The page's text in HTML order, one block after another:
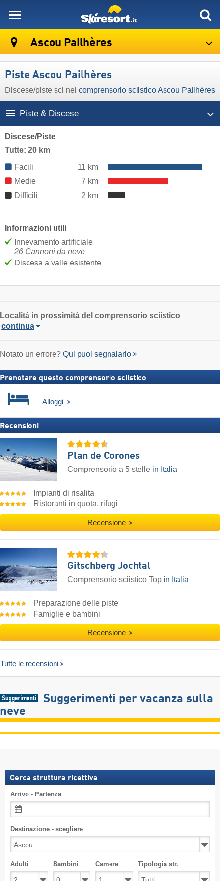
Ascou Pailhères
Piste Ascou Pailhères
Discese/​piste sci nel comprensorio sciistico Ascou Pailhères
Piste & Discese
Discese/Piste
Tutte: 20 km
Facili
11 km
Medie
7 km
Difficili
2 km
Informazioni utili
Innevamento artificiale
26 Cannoni da neve
Discesa a valle esistente
Località in prossimità del comprensorio sciistico
continua
Notato un errore? Qui puoi segnalarlo
Prenotare questo comprensorio sciistico
Alloggi
Recensioni
Plan de Corones
Comprensorio a 5 stelle in Italia
Impianti di risalita
Ristoranti in quota, rifugi
Recensione
Gitschberg Jochtal
Comprensorio sciistico Top in Italia
Preparazione delle piste
Famiglie e bambini
Recensione
Tutte le recensioni
Suggerimenti per vacanza sulla
neve
Cerca struttura ricettiva
Arrivo - Partenza
Destinazione - scegliere
Adulti Bambini Camere Tipologia str.